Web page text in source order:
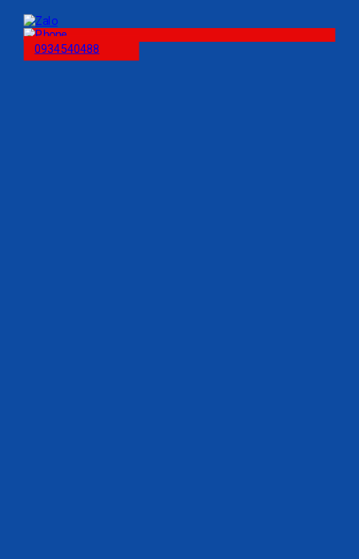
0934540488